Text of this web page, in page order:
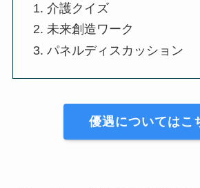
介護クイズ
未来創造ワーク
パネルディスカッション
優遇についてはこ